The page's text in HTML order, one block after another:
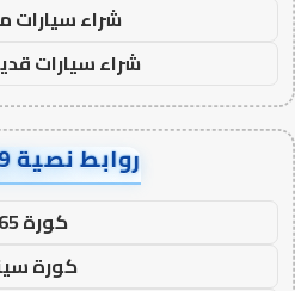
شراء
شراء سيارات
روابط نصية AA67449
كورة 365
كورة